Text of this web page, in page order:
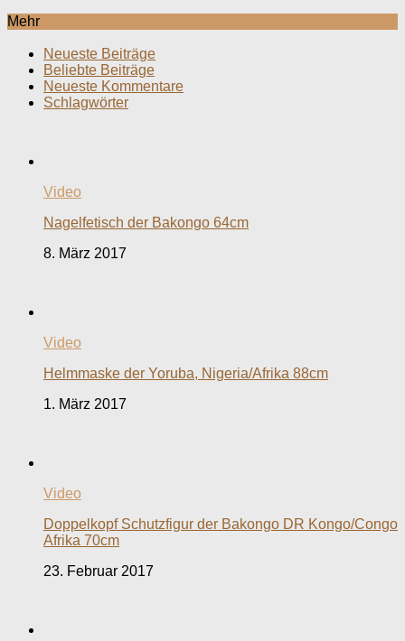
Mehr
Neueste Beiträge
Beliebte Beiträge
Neueste Kommentare
Schlagwörter
Video
Nagelfetisch der Bakongo 64cm
8. März 2017
Video
Helmmaske der Yoruba, Nigeria/Afrika 88cm
1. März 2017
Video
Doppelkopf Schutzfigur der Bakongo DR Kongo/Congo
Afrika 70cm
23. Februar 2017